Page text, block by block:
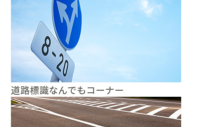
道路標識なんでもコーナー